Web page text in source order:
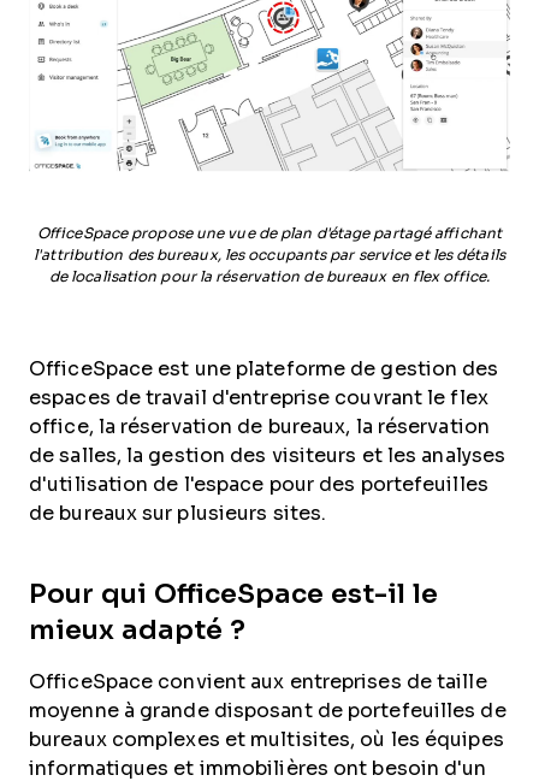
OfficeSpace propose une vue de plan d'étage partagé affichant
l'attribution des bureaux, les occupants par service et les détails
de localisation pour la réservation de bureaux en flex office.
OfficeSpace est une plateforme de gestion des
espaces de travail d'entreprise couvrant le flex
office, la réservation de bureaux, la réservation
de salles, la gestion des visiteurs et les analyses
d'utilisation de l'espace pour des portefeuilles
de bureaux sur plusieurs sites.
Pour qui OfficeSpace est-il le
mieux adapté ?
OfficeSpace convient aux entreprises de taille
moyenne à grande disposant de portefeuilles de
bureaux complexes et multisites, où les équipes
informatiques et immobilières ont besoin d'un